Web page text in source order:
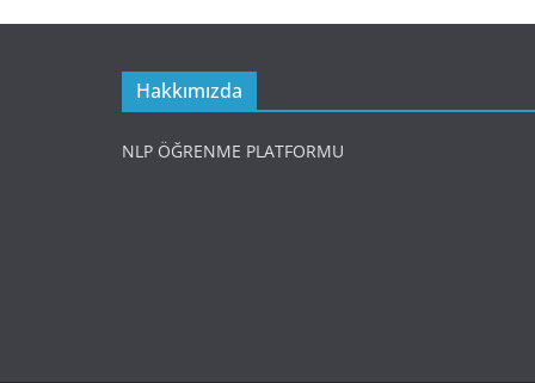
Hakkımızda
NLP ÖĞRENME PLATFORMU